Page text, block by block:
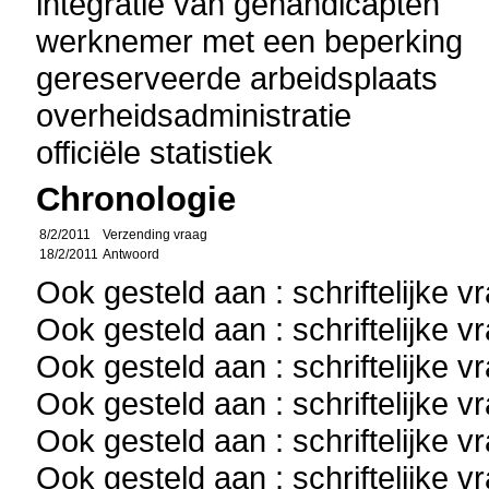
werknemer met een beperking
gereserveerde arbeidsplaats
overheidsadministratie
officiële statistiek
Chronologie
8/2/2011
Verzending vraag
18/2/2011 Antwoord
Ook gesteld aan : schriftelijke
Ook gesteld aan : schriftelijke
Ook gesteld aan : schriftelijke
Ook gesteld aan : schriftelijke
Ook gesteld aan : schriftelijke
Ook gesteld aan : schriftelijke